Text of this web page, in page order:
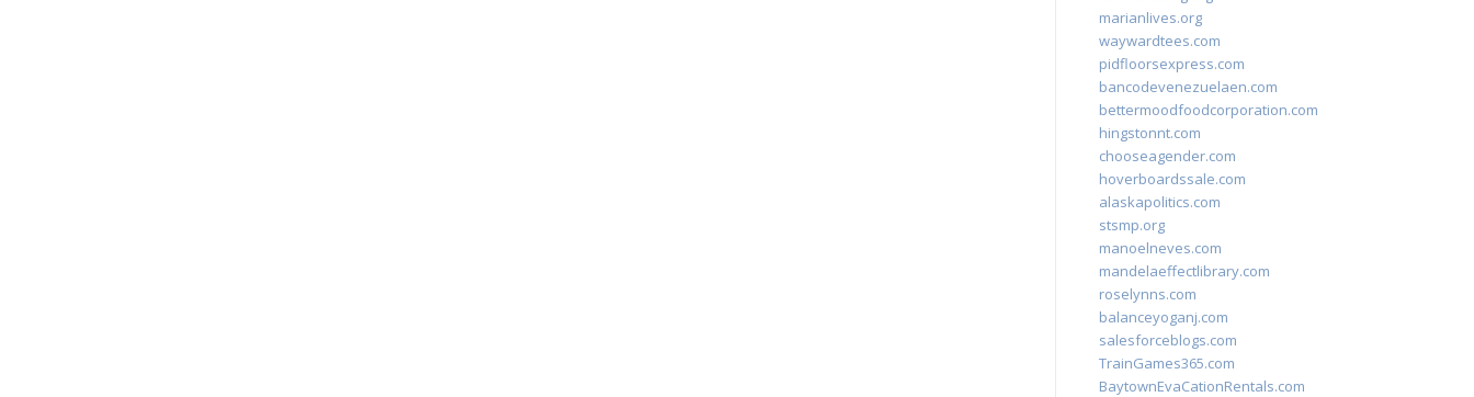
marianlives.org
waywardtees.com
pidfloorsexpress.com
bancodevenezuelaen.com
bettermoodfoodcorporation.com
hingstonnt.com
chooseagender.com
hoverboardssale.com
alaskapolitics.com
stsmp.org
manoelneves.com
mandelaeffectlibrary.com
roselynns.com
balanceyoganj.com
salesforceblogs.com
TrainGames365.com
BaytownEvaCationRentals.com